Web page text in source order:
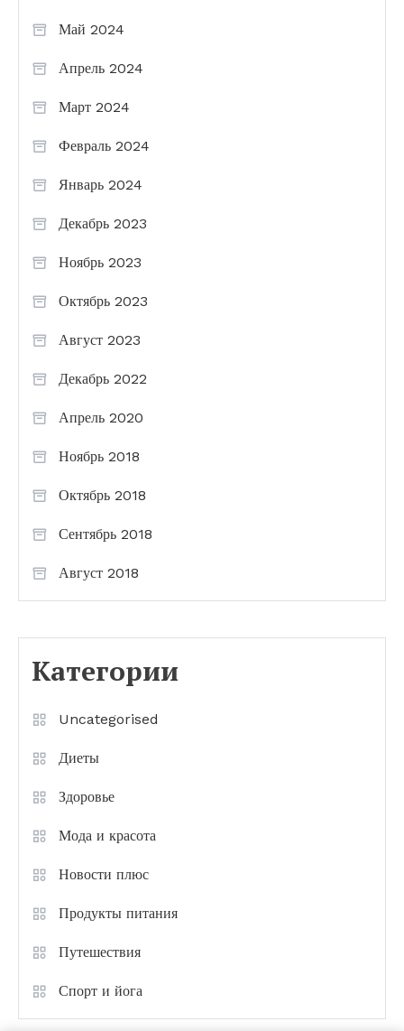
Май 2024
Апрель 2024
Март 2024
Февраль 2024
Январь 2024
Декабрь 2023
Ноябрь 2023
Октябрь 2023
Август 2023
Декабрь 2022
Апрель 2020
Ноябрь 2018
Октябрь 2018
Сентябрь 2018
Август 2018
Категории
Uncategorised
Диеты
Здоровье
Мода и красота
Новости плюс
Продукты питания
Путешествия
Спорт и йога